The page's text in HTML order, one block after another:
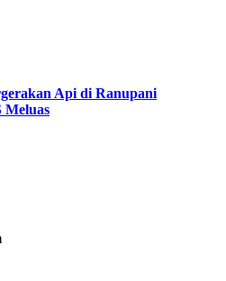
Api di Ranupani
Meluas